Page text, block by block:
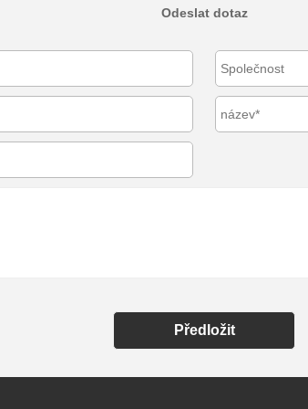
Odeslat dotaz
Předložit